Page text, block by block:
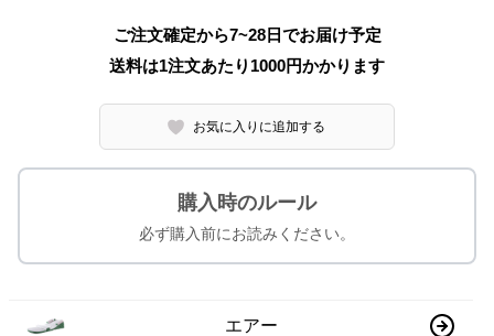
ご注文確定から7~28日でお届け予定
送料は1注文あたり 1000円かかります
お気に入りに追加する
購入時のルール
必ず購入前にお読みください。
エアー